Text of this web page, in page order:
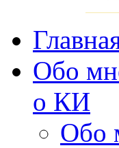
Обо
о КИ
Обо